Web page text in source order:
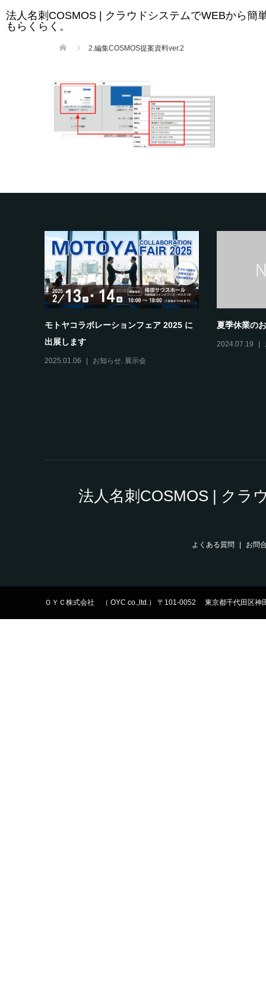
法人名刺COSMOS | クラウドシステムでWEBから簡
もらくらく。
2.編集COSMOS提案資料ver.2
モトヤコラボレーションフェア 2025 に
出展します
2025.01.06 お知らせ, 展示会
夏季休業の
2024.07.19
法人名刺COSMOS | クラ
よくある質問 お問
ＯＹＣ株式会社 （ OYC co.,ltd.） 〒101-0052 東京都千代田区神